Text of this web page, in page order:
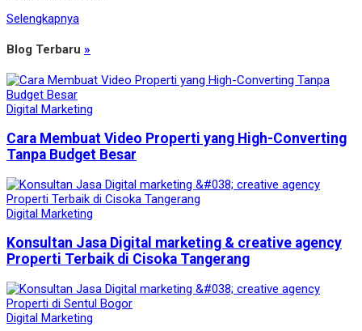
Selengkapnya
Blog Terbaru »
Digital Marketing
Cara Membuat Video Properti yang High-Converting
Tanpa Budget Besar
Digital Marketing
Konsultan Jasa Digital marketing & creative agency
Properti Terbaik di Cisoka Tangerang
Digital Marketing